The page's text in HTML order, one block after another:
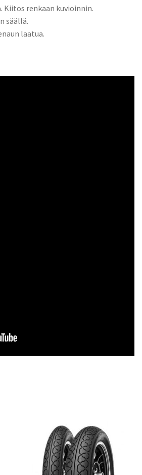
renkaan kuvioinnin.
säällä.
laatua.